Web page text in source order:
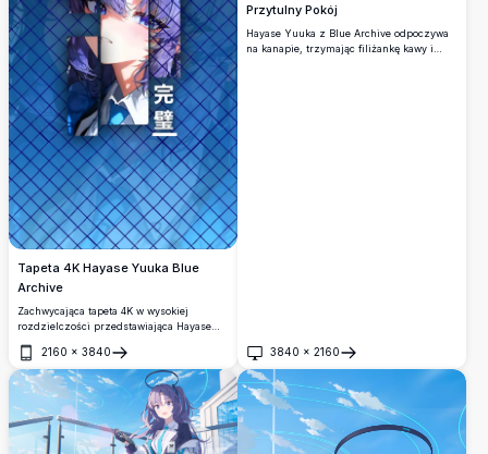
Tapeta 4K Hayase Yuuka Blue
Archive
Zachwycająca tapeta 4K w wysokiej
rozdzielczości przedstawiająca Hayase
Yuukę z Blue Archive. Urzekający projekt
anime w stylu podzielonego panelu z
niebieską estetyką, tłem z siatki
ogrodzeniowej i japońskim kanji
oznaczającym 'doskonałość'.
2160 × 3840
Otwórz
Przytulny Pokój
Hayase Yuuka z Blue Archive odpoczywa
na kanapie, trzymając filiżankę kawy i
3840 × 2160
Otwórz